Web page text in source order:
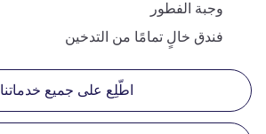
وجبة الفطور
فندق خالٍ تمامًا من التدخين
اطّلِع على جميع خدماتنا